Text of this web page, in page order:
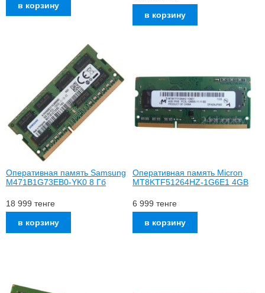
Оперативная память Samsung
M471B1G73EB0-YK0 8 Гб
18 999 тенге
Оперативная память Micron
MT8KTF51264HZ-1G6E1 4GB
6 999 тенге